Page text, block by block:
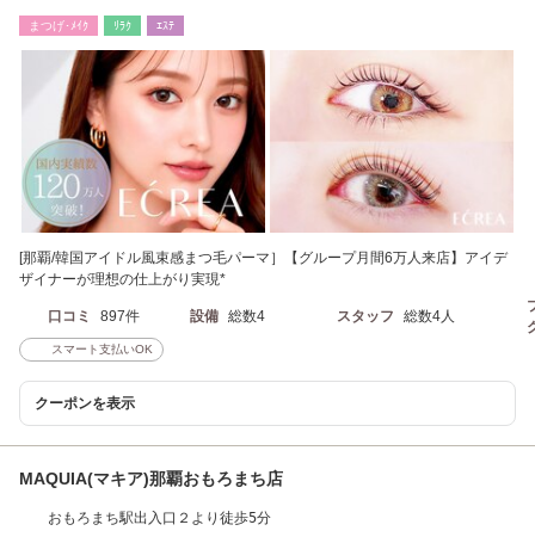
まつげ･ﾒｲｸ ﾘﾗｸ ｴｽﾃ
[那覇/韓国アイドル風束感まつ毛パーマ］【グループ月間6万人来店】アイデ
ザイナーが理想の仕上がり実現*
口コミ 897件 設備 総数4 スタッフ 総数4人
スマート支払いOK
クーポンを表示
MAQUIA(マキア)那覇おもろまち店
おもろまち駅出入口２より徒歩5分